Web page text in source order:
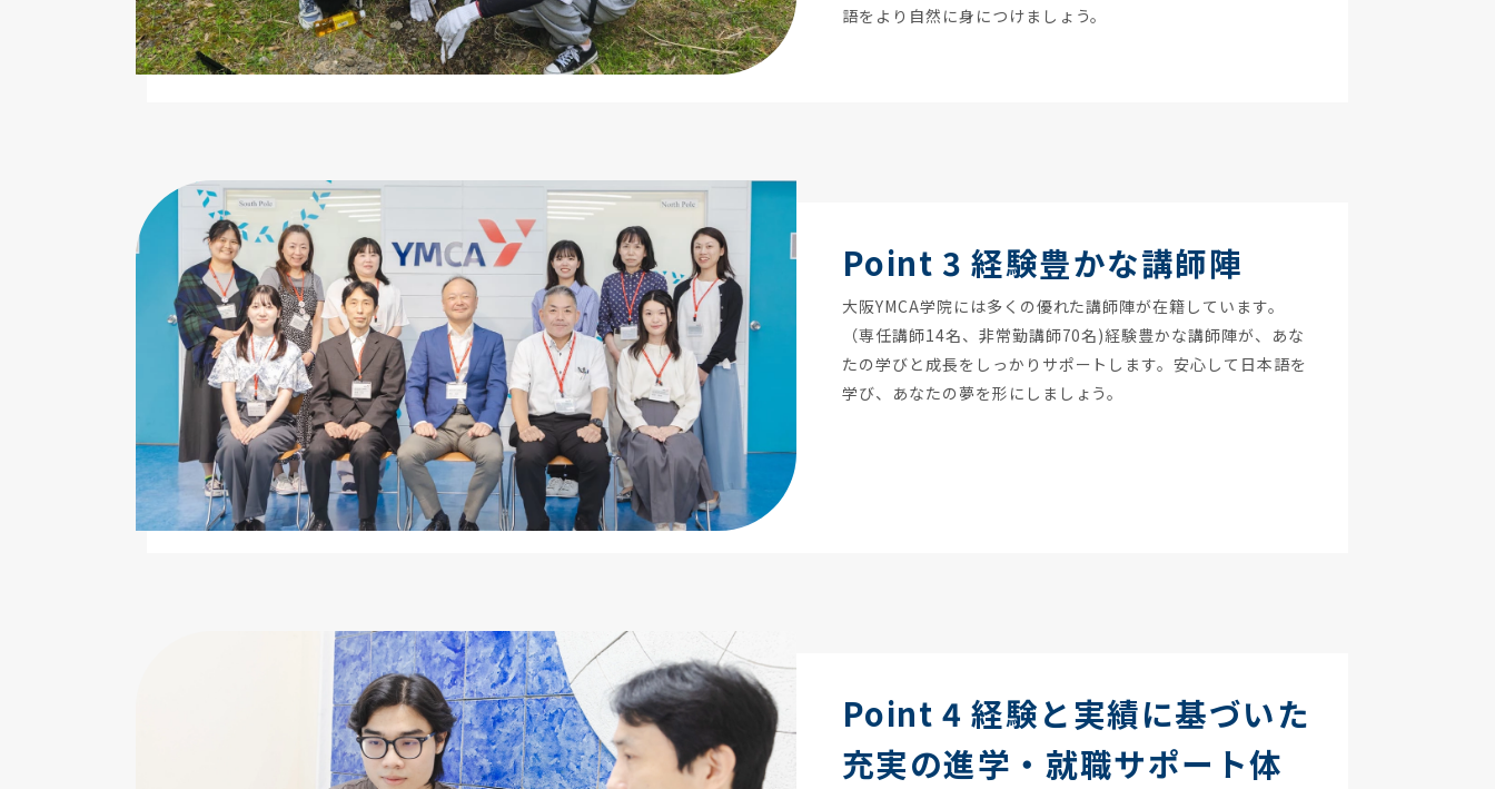
語をより自然に身につけましょう。
Point 3経験豊かな講師陣
大阪YMCA学院には多くの優れた講師陣が在籍しています。
（専任講師14名、非常勤講師70名)経験豊かな講師陣が、あな
たの学びと成長をしっかりサポートします。安心して日本語を
学び、あなたの夢を形にしましょう。
Point 4 経験と実績に基づいた
充実の進学・就職サポート体